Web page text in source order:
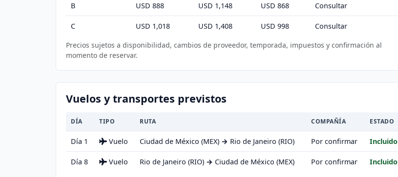
B USD 888 USD 1,148 USD 868 Consultar
C USD 1,018 USD 1,408 USD 998 Consultar
Precios sujetos a disponibilidad, cambios de proveedor, temporada, impuestos y confirmación al
momento de reservar.
Vuelos y transportes previstos
DÍA TIPO RUTA COMPAÑÍA ESTADO
Día 1 Vuelo Ciudad de México (MEX) → Rio de Janeiro (RIO) Por confirmar Incluido
Día 8 Vuelo Rio de Janeiro (RIO) → Ciudad de México (MEX) Por confirmar Incluido